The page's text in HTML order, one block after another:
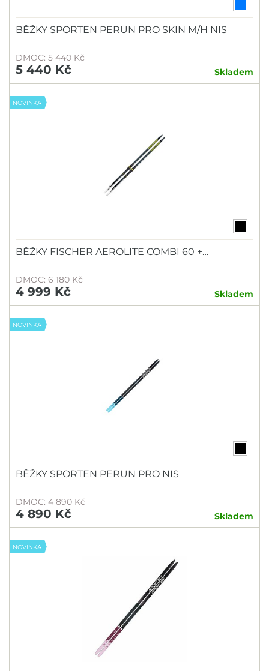
BĚŽKY SPORTEN PERUN PRO SKIN M/H NIS
DMOC: 5 440 Kč
5 440 Kč Skladem
NOVINKA
BĚŽKY FISCHER AEROLITE COMBI 60 +…
DMOC: 6 180 Kč
4 999 Kč Skladem
NOVINKA
BĚŽKY SPORTEN PERUN PRO NIS
DMOC: 4 890 Kč
4 890 Kč Skladem
NOVINKA